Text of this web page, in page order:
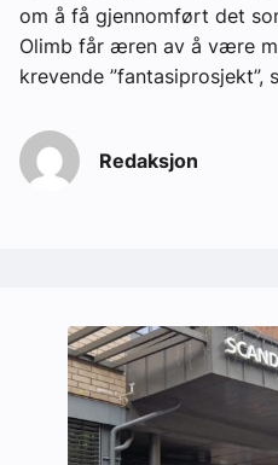
om å få gjennomført det
Olimb får æren av å være
krevende ”fantasiprosjekt”,
Redaksjon